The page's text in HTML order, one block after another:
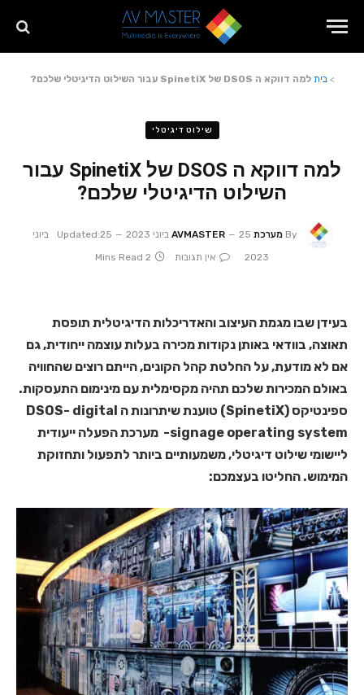
>בית למה דווקא ה DSOS של SpinetiX עבור השילוט הדיגיטלי שלכם?
שילוט דיגיטלי
למה דווקא ה DSOS של SpinetiX עבור
השילוט הדיגיטלי שלכם?
By מערכת AVMASTER 25 ביוני 2023 Updated:
25 ביוני
2023
אין תגובות 2 Mins Read
בעידן שבו מגמת העיצוב והאדריכלות הדיגיטלית תופסת
תאוצה, בוודאי באותן נקודות מכירה בעלות עוצמה ייחודית, גם
אם לא מודעת, על החלטת קהל הקונים, הייתם רוצים שהחוויה
באולם המכירות שלכם תהיה מקסימלית עם מינימום התעסקות.
ספינטיקס (SpinetiX) טוענת שיתרונות ה DSOS- digital
signage operating system-
מערכת הפעלה ייעודית
ליישומי שילוט דיגיטלי, משמעותיים ביותר לתפעול ותחזוקת
המימוש. החליטו בעצמכם: